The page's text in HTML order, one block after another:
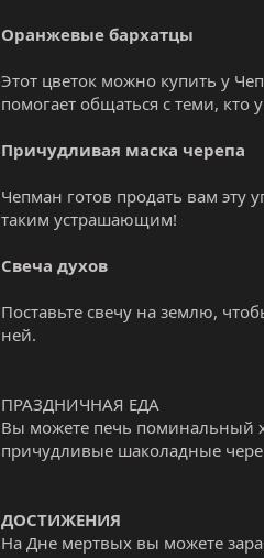
Оранжевые бархатцы
Этот цветок можно купить у
помогает общаться с теми, кто
Причудливая маска черепа
Чепман готов продать вам
таким устрашающим!
Свеча духов
Поставьте свечу на землю,
ней.
ПРАЗДНИЧНАЯ ЕДА
Вы можете печь поминальный
причудливые шаколадные
ДОСТИЖЕНИЯ
На Дне мертвых вы можете